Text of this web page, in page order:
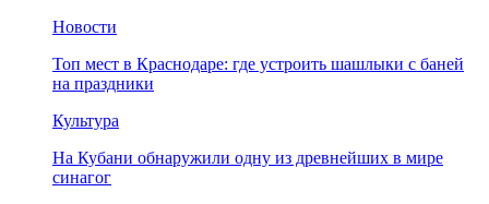
Новости
Топ мест в Краснодаре: где устроить шашлыки с баней
на праздники
Культура
На Кубани обнаружили одну из древнейших в мире
синагог